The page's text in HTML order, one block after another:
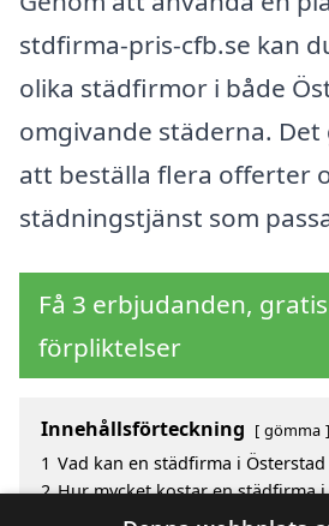
stdfirma-pris-cfb.se kan
olika städfirmor i både
omgivande städerna.
att beställa flera offerter
städningstjänst som
Få 3 erbjudanden,
förpliktelser
Innehållsförteckning gömma
1 Vad kan en städfirma i
2 Hur mycket kostar en städfirma i
Fördelar med att välja städfirma i